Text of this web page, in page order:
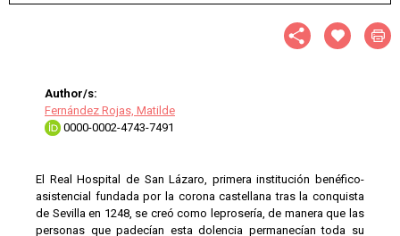
Author/s:
Fernández Rojas, Matilde
0000-0002-4743-7491
El Real Hospital de San Lázaro, primera institución benéfico-
asistencial fundada por la corona castellana tras la conquista
de Sevilla en 1248, se creó como leprosería, de manera que las
personas que padecían esta dolencia permanecían toda su